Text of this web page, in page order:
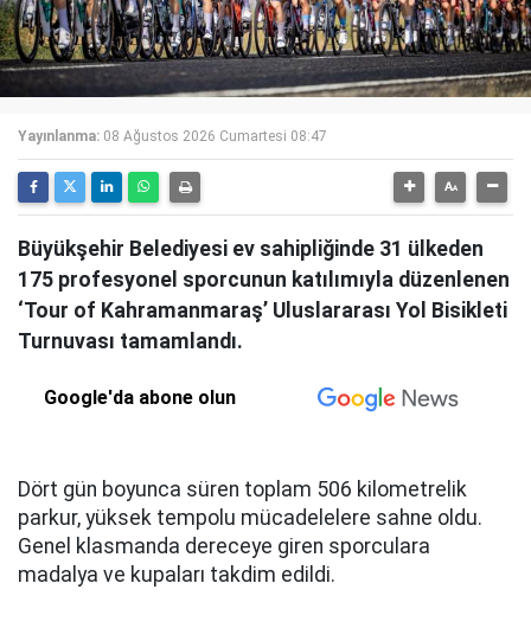
Yayınlanma: 08 Ağustos 2026 Cumartesi 08:47
Büyükşehir Belediyesi ev sahipliğinde 31 ülkeden
175 profesyonel sporcunun katılımıyla düzenlenen
‘Tour of Kahramanmaraş’ Uluslararası Yol Bisikleti
Turnuvası tamamlandı.
Google'da abone olun
Dört gün boyunca süren toplam 506 kilometrelik
parkur, yüksek tempolu mücadelelere sahne oldu.
Genel klasmanda dereceye giren sporculara
madalya ve kupaları takdim edildi.